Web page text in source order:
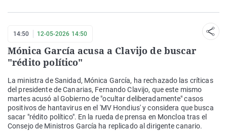
14:50 12-05-2026 14:50
Mónica García acusa a Clavijo de buscar
"rédito político"
La ministra de Sanidad, Mónica García, ha rechazado las críticas
del presidente de Canarias, Fernando Clavijo, que este mismo
martes acusó al Gobierno de "ocultar deliberadamente" casos
positivos de hantavirus en el 'MV Hondius' y considera que busca
sacar "rédito político". En la rueda de prensa en Moncloa tras el
Consejo de Ministros García ha replicado al dirigente canario.